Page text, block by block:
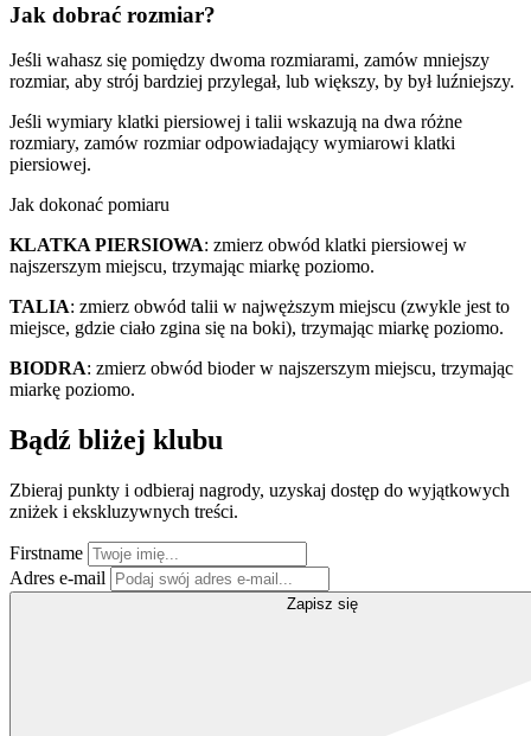
Jak dobrać rozmiar?
Jeśli wahasz się pomiędzy dwoma rozmiarami, zamów mniejszy
rozmiar, aby strój bardziej przylegał, lub większy, by był luźniejszy.
Jeśli wymiary klatki piersiowej i talii wskazują na dwa różne
rozmiary, zamów rozmiar odpowiadający wymiarowi klatki
piersiowej.
Jak dokonać pomiaru
KLATKA PIERSIOWA: zmierz obwód klatki piersiowej w
najszerszym miejscu, trzymając miarkę poziomo.
TALIA: zmierz obwód talii w najwęższym miejscu (zwykle jest to
miejsce, gdzie ciało zgina się na boki), trzymając miarkę poziomo.
BIODRA: zmierz obwód bioder w najszerszym miejscu, trzymając
miarkę poziomo.
Bądź bliżej klubu
Zbieraj punkty i odbieraj nagrody, uzyskaj dostęp do wyjątkowych
zniżek i ekskluzywnych treści.
Firstname
Adres e-mail
Zapisz się